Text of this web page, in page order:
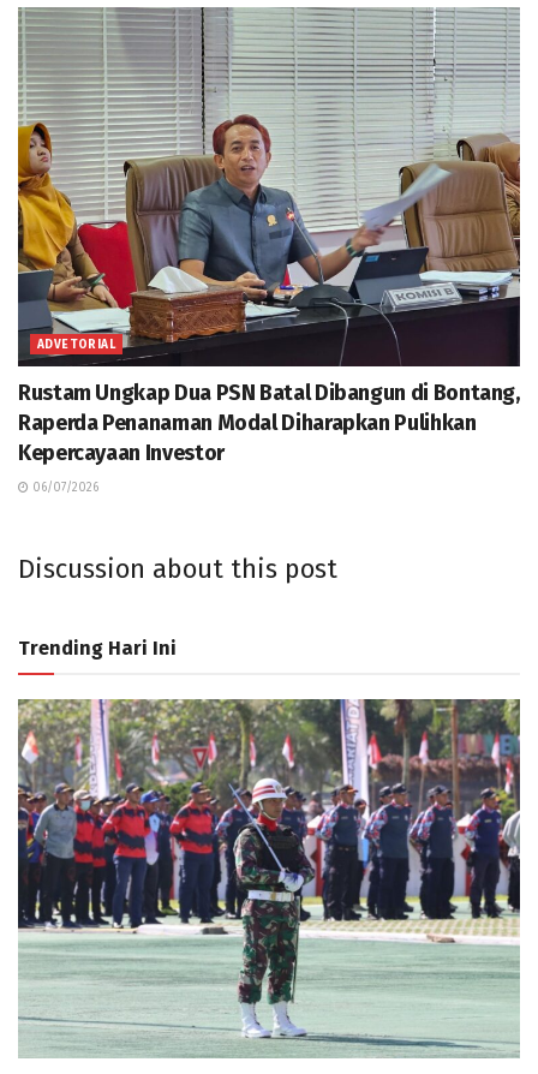
ADVETORIAL
Rustam Ungkap Dua PSN Batal Dibangun di Bontang,
Raperda Penanaman Modal Diharapkan Pulihkan
Kepercayaan Investor
06/07/2026
Discussion about this post
Trending Hari Ini